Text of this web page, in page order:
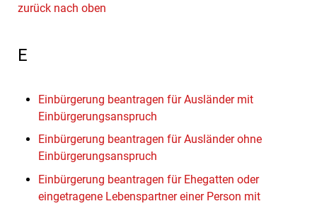
zurück nach oben
E
Einbürgerung beantragen für Ausländer mit
Einbürgerungsanspruch
Einbürgerung beantragen für Ausländer ohne
Einbürgerungsanspruch
Einbürgerung beantragen für Ehegatten oder
eingetragene Lebenspartner einer Person mit